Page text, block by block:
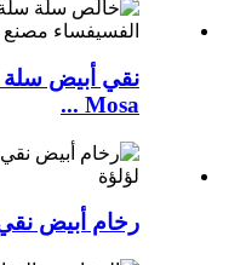
Mosa ...
رخام أبيض